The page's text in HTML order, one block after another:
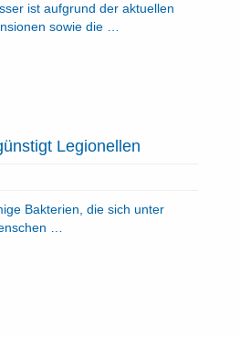
ist aufgrund der aktuellen
sowie die …
Legionellen
Bakterien, die sich unter
…